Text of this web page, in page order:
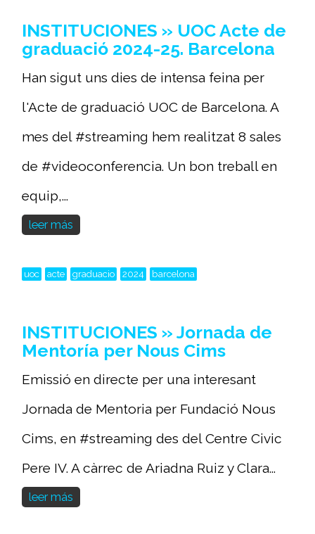
INSTITUCIONES » UOC Acte de
graduació 2024-25. Barcelona
Han sigut uns dies de intensa feina per
l'Acte de graduació UOC de Barcelona. A
mes del #streaming hem realitzat 8 sales
de #videoconferencia. Un bon treball en
equip,...
leer más
uoc acte graduacio 2024 barcelona
INSTITUCIONES » Jornada de
Mentoría per Nous Cims
Emissió en directe per una interesant
Jornada de Mentoria per Fundació Nous
Cims, en #streaming des del Centre Civic
Pere IV. A càrrec de Ariadna Ruiz y Clara...
leer más